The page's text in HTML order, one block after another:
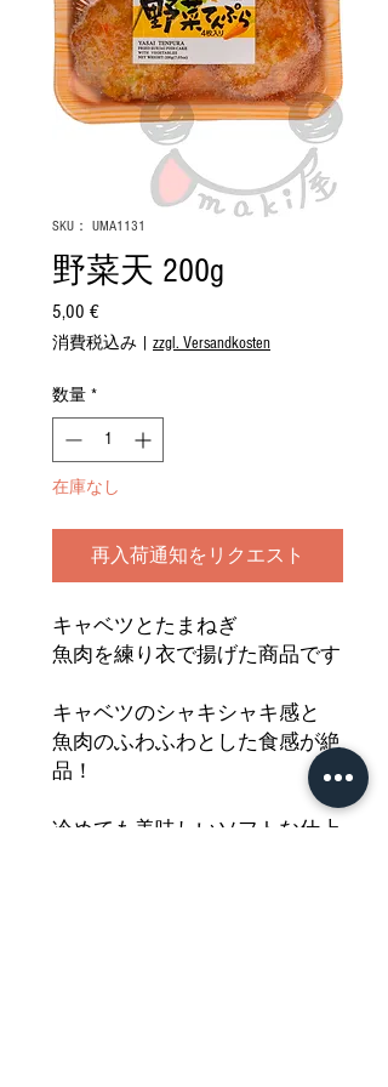
SKU： UMA1131
野菜天 200g
5,00 €価
格
消費税込み zzgl. Versandkosten
数量 *
在庫なし
再入荷通知をリクエスト
キャベツとたまねぎ
魚肉を練り衣で揚げた商品です
キャベツのシャキシャキ感と
魚肉のふわふわとした食感が絶
品！
冷めても美味しいソフトな仕上